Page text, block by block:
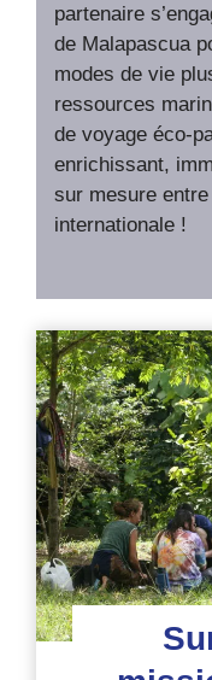
partenaire
de Malapascua
modes de vie
ressources
de voyage éco-
enrichissant,
sur mesure
internationale !